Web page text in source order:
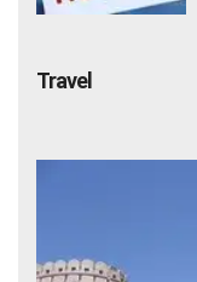
Travel